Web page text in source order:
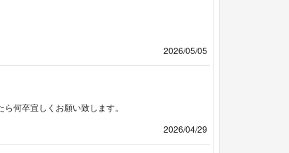
2026/05/05
何卒宜しくお願い致します。
2026/04/29